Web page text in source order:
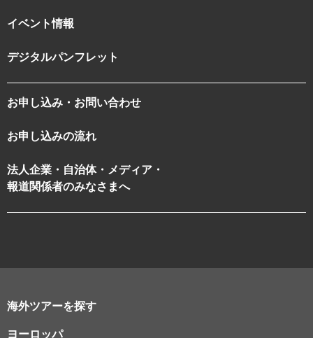
イベント情報
デジタルパンフレット
お申し込み・お問い合わせ
お申し込みの流れ
法人企業・自治体・メディア・
報道関係者のみなさまへ
海外ツアーを探す
ヨーロッパ